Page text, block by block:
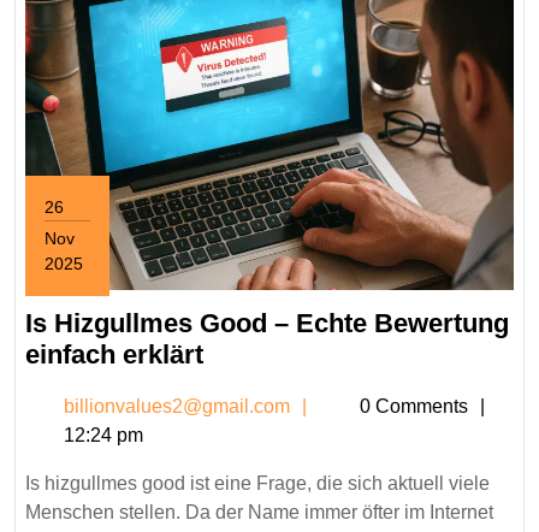
26
Nov
2025
November
26,
2025
Is Hizgullmes Good – Echte Bewertung
einfach erklärtIs
Good
Echte
Bewertung
billionvalues2@gmail.com
0 Comments
12:24 pm
Is hizgullmes good ist eine Frage, die sich aktuell viele
Menschen stellen. Da der Name immer öfter im Internet